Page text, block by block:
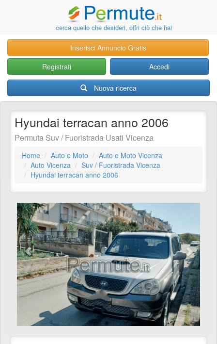
cerca quello che desideri, offri ciò che hai
Inserisci Annuncio Gratis
Registrati
Accedi
Nuova ricerca
Hyundai terracan anno 2006
Permuta Suv / Fuoristrada Usati Vicenza
Home Auto e Moto
Auto e Moto Vicenza
Auto Vicenza
Suv / Fuoristrada Vicenza
Hyundai terracan anno 2006